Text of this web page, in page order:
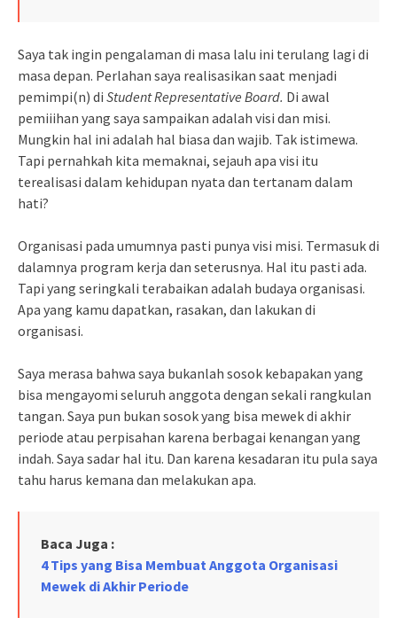
Saya tak ingin pengalaman di masa lalu ini terulang lagi di
masa depan. Perlahan saya realisasikan saat menjadi
pemimpi(n) di Student Representative Board. Di awal
pemiiihan yang saya sampaikan adalah visi dan misi.
Mungkin hal ini adalah hal biasa dan wajib. Tak istimewa.
Tapi pernahkah kita memaknai, sejauh apa visi itu
terealisasi dalam kehidupan nyata dan tertanam dalam
hati?
Organisasi pada umumnya pasti punya visi misi. Termasuk di
dalamnya program kerja dan seterusnya. Hal itu pasti ada.
Tapi yang seringkali terabaikan adalah budaya organisasi.
Apa yang kamu dapatkan, rasakan, dan lakukan di
organisasi.
Saya merasa bahwa saya bukanlah sosok kebapakan yang
bisa mengayomi seluruh anggota dengan sekali rangkulan
tangan. Saya pun bukan sosok yang bisa mewek di akhir
periode atau perpisahan karena berbagai kenangan yang
indah. Saya sadar hal itu. Dan karena kesadaran itu pula saya
tahu harus kemana dan melakukan apa.
Baca Juga :
4 Tips yang Bisa Membuat Anggota Organisasi
Mewek di Akhir Periode